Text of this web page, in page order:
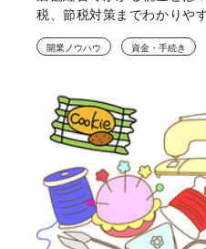
税、節税対策までわかりや
開業ノウハウ 資金・手続き